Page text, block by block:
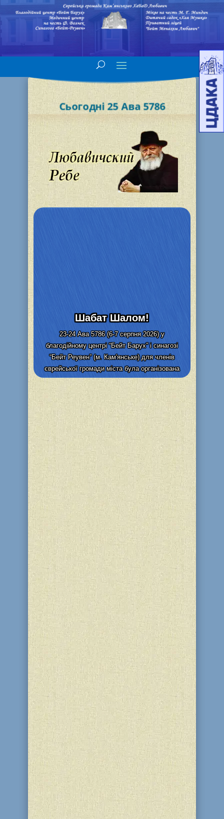
Сьогодні 25 Ава 5786
Шабат Шалом!
23-24 Ава 5786 (6-7 серпня 2026) у
благодійному центрі “Бейт Барух” і синагозі
“Бейт Реувен” (м. Кам'янське) для членів
єврейської громади міста була організована
видача та адресна доставка...
Детальніше
11 нисана 5776 года, в синагоге "Бейт-
Реувен" члены Днепродзержинской
Еврейской общины отметили День
рождения Выдающегося человека и
праведника - Любавичского Ребе
Менахем-Мендла Шнеерсона.
Праздник начался под звуки
торжественно - трогательной
хасидской музыки,...
5748 г., недельная глава Шмини,
третий день недели, о котором дважды
сказано «ИБО ХОРОШО», с Б-жьей
помощью 11 Нисана, предводитель
колена Ашер, Бруклин, год Акэль. Мир
и Благословение! В продолжение
письма, написанного в преддверие
Субботы Новомесячья...